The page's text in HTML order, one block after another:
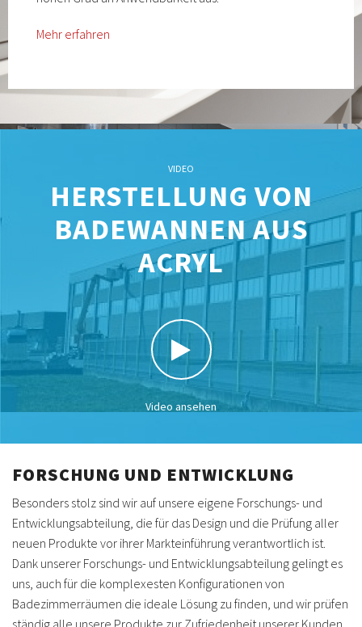
Mehr erfahren
VIDEO
HERSTELLUNG VON
BADEWANNEN AUS
ACRYL
Video ansehen
FORSCHUNG UND ENTWICKLUNG
Besonders stolz sind wir auf unsere eigene Forschungs- und
Entwicklungsabteilung, die für das Design und die Prüfung aller
neuen Produkte vor ihrer Markteinführung verantwortlich ist.
Dank unserer Forschungs- und Entwicklungsabteilung gelingt es
uns, auch für die komplexesten Konfigurationen von
Badezimmerräumen die ideale Lösung zu finden, und wir prüfen